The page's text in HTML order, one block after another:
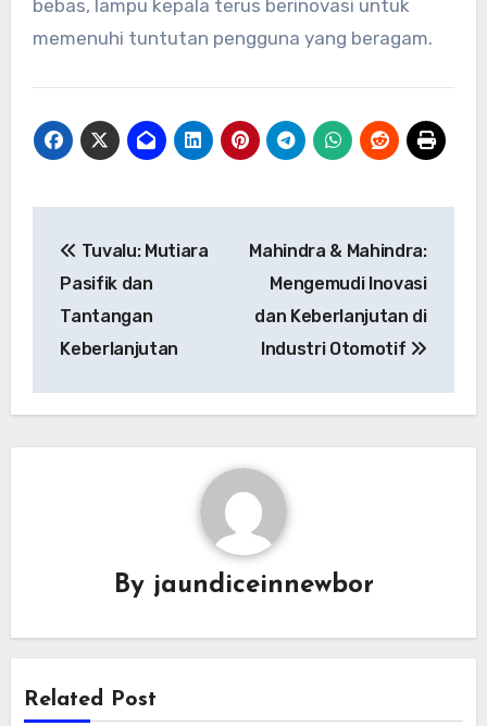
bebas, lampu kepala terus berinovasi untuk
memenuhi tuntutan pengguna yang beragam.
pos
Tuvalu: Mutiara
Pasifik dan
Tantangan
Keberlanjutan
Mahindra & Mahindra:
Mengemudi Inovasi
dan Keberlanjutan di
Industri Otomotif
By jaundiceinnewbor
Related Post